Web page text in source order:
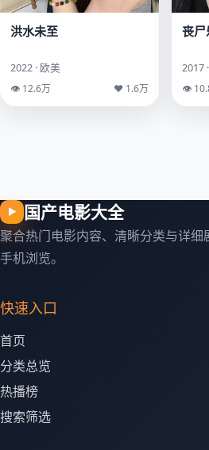
洪水未至
2022 · 欧美
👁 12.6万 ♥ 1.6万
丧尸
2017
👁
▶ 国产电影大全
聚合热门电影内容、清晰分类与详细
手机浏览。
快速入口
首页
分类总览
热播榜
搜索筛选